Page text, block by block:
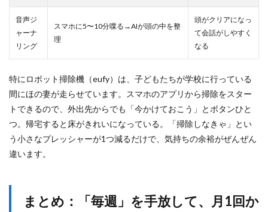
音声ジ
ャーナ
リング
スマホに5〜10分喋る→AIが頭の中を整
理
頭がクリアになっ
て会話がしやすく
なる
特にロボット掃除機（eufy）は、子どもたちが学校に行っている
間にほの妻が走らせています。スマホのアプリから掃除をスター
トできるので、外出先からでも「今かけておこう」とボタンひと
つ。帰宅すると床がきれいになっている。「掃除しなきゃ」とい
う小さなプレッシャーが1つ減るだけで、気持ちの余裕がぜんぜん
違います。
まとめ：「毎週」を手放して、月1回か